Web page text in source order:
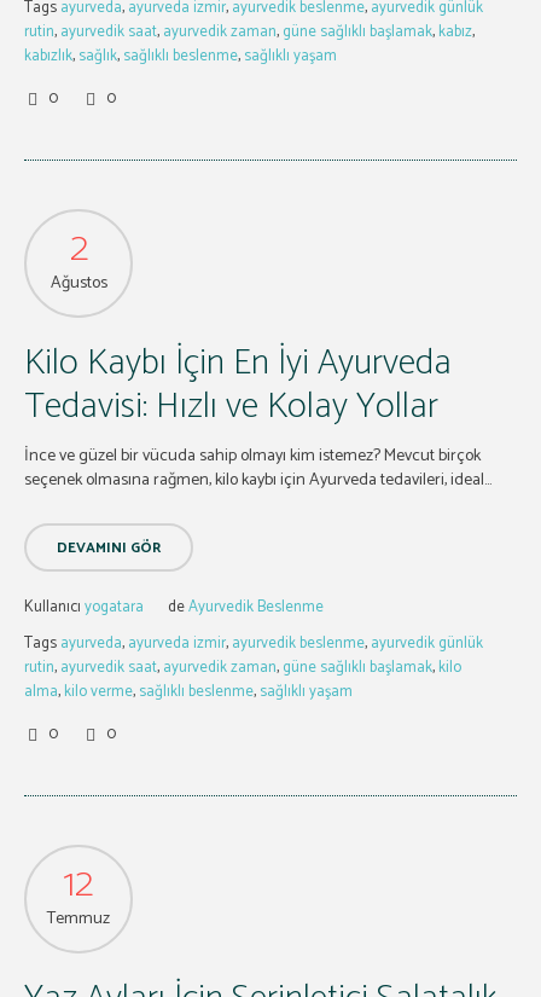
Tagsayurveda,ayurveda izmir,ayurvedik beslenme,ayurvedik günlük
rutin,ayurvedik saat,ayurvedik zaman,güne sağlıklı başlamak,kabız,
kabızlık,sağlık,sağlıklı beslenme,sağlıklı yaşam
0
0
2
Ağustos
Kilo Kaybı İçin En İyi Ayurveda
Tedavisi: Hızlı ve Kolay Yollar
İnce ve güzel bir vücuda sahip olmayı kim istemez? Mevcut birçok
seçenek olmasına rağmen, kilo kaybı için Ayurveda tedavileri, ideal...
DEVAMINI GÖR
Kullanıcıyogatara deAyurvedik Beslenme
Tagsayurveda,ayurveda izmir,ayurvedik beslenme,ayurvedik günlük
rutin,ayurvedik saat,ayurvedik zaman,güne sağlıklı başlamak,kilo
alma,kilo verme,sağlıklı beslenme,sağlıklı yaşam
0
0
12
Temmuz